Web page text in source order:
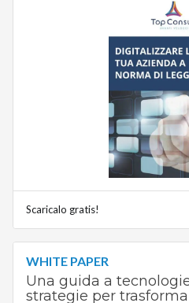
Scaricalo gratis!
WHITE PAPER
Una guida a
strategie per